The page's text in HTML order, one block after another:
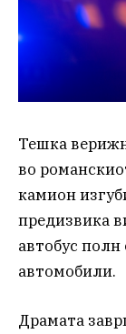
Тешка
во
камион
предизвика
автобус
автомобили.
Драмата